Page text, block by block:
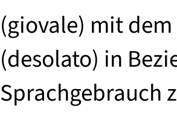
(giovale) mit
(desolato) in
Sprachgebrauch